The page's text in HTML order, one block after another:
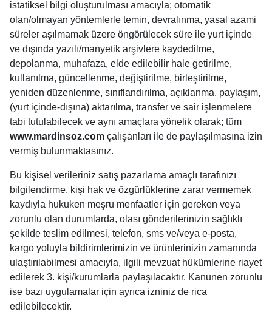
istatiksel bilgi oluşturulması amacıyla; otomatik
olan/olmayan yöntemlerle temin, devralınma, yasal azami
süreler aşılmamak üzere öngörülecek süre ile yurt içinde
ve dışında yazılı/manyetik arşivlere kaydedilme,
depolanma, muhafaza, elde edilebilir hale getirilme,
kullanılma, güncellenme, değiştirilme, birleştirilme,
yeniden düzenlenme, sınıflandırılma, açıklanma, paylaşım,
(yurt içinde-dışına) aktarılma, transfer ve sair işlenmelere
tabi tutulabilecek ve aynı amaçlara yönelik olarak; tüm
www.mardinsoz.com çalışanları ile de paylaşılmasına izin
vermiş bulunmaktasınız.
Bu kişisel verileriniz satış pazarlama amaçlı tarafınızı
bilgilendirme, kişi hak ve özgürlüklerine zarar vermemek
kaydıyla hukuken meşru menfaatler için gereken veya
zorunlu olan durumlarda, olası gönderilerinizin sağlıklı
şekilde teslim edilmesi, telefon, sms ve/veya e-posta,
kargo yoluyla bildirimlerimizin ve ürünlerinizin zamanında
ulaştırılabilmesi amacıyla, ilgili mevzuat hükümlerine riayet
edilerek 3. kişi/kurumlarla paylaşılacaktır. Kanunen zorunlu
ise bazı uygulamalar için ayrıca izniniz de rica
edilebilecektir.